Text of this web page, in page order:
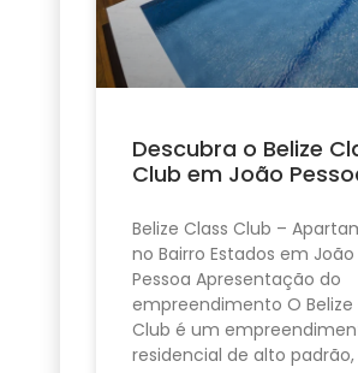
Descubra o Belize
Club em João
Belize Class Club –
no Bairro Estados em João
Pessoa Apresentação do
empreendimento O Belize
Club é um
residencial de alto padrão,